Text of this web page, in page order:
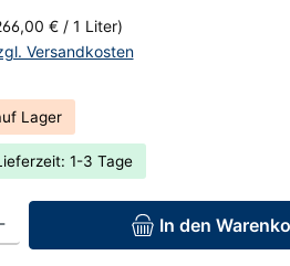
€ / 1 Liter)
Versandkosten
Lager
1-3 Tage
den gewünschten Wert ein oder
In den